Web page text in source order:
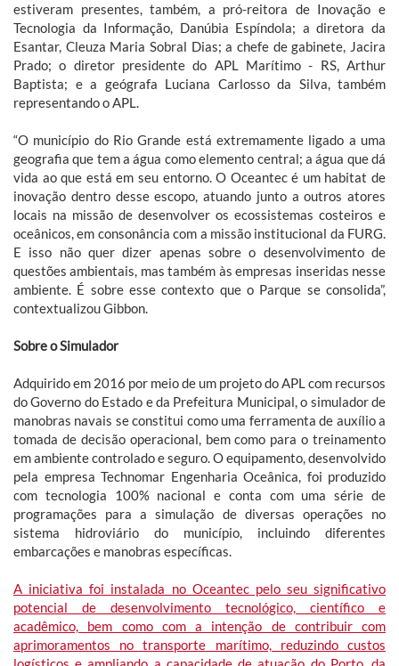
estiveram presentes, também, a pró-reitora de Inovação e
Tecnologia da Informação, Danúbia Espíndola; a diretora da
Esantar, Cleuza Maria Sobral Dias; a chefe de gabinete, Jacira
Prado; o diretor presidente do APL Marítimo - RS, Arthur
Baptista; e a geógrafa Luciana Carlosso da Silva, também
representando o APL.
“O município do Rio Grande está extremamente ligado a uma
geografia que tem a água como elemento central; a água que dá
vida ao que está em seu entorno. O Oceantec é um habitat de
inovação dentro desse escopo, atuando junto a outros atores
locais na missão de desenvolver os ecossistemas costeiros e
oceânicos, em consonância com a missão institucional da FURG.
E isso não quer dizer apenas sobre o desenvolvimento de
questões ambientais, mas também às empresas inseridas nesse
ambiente. É sobre esse contexto que o Parque se consolida”,
contextualizou Gibbon.
Sobre o Simulador
Adquirido em 2016 por meio de um projeto do APL com recursos
do Governo do Estado e da Prefeitura Municipal, o simulador de
manobras navais se constitui como uma ferramenta de auxílio a
tomada de decisão operacional, bem como para o treinamento
em ambiente controlado e seguro. O equipamento, desenvolvido
pela empresa Technomar Engenharia Oceânica, foi produzido
com tecnologia 100% nacional e conta com uma série de
programações para a simulação de diversas operações no
sistema hidroviário do município, incluindo diferentes
embarcações e manobras específicas.
A iniciativa foi instalada no Oceantec pelo seu significativo
potencial de desenvolvimento tecnológico, científico e
acadêmico, bem como com a intenção de contribuir com
aprimoramentos no transporte marítimo, reduzindo custos